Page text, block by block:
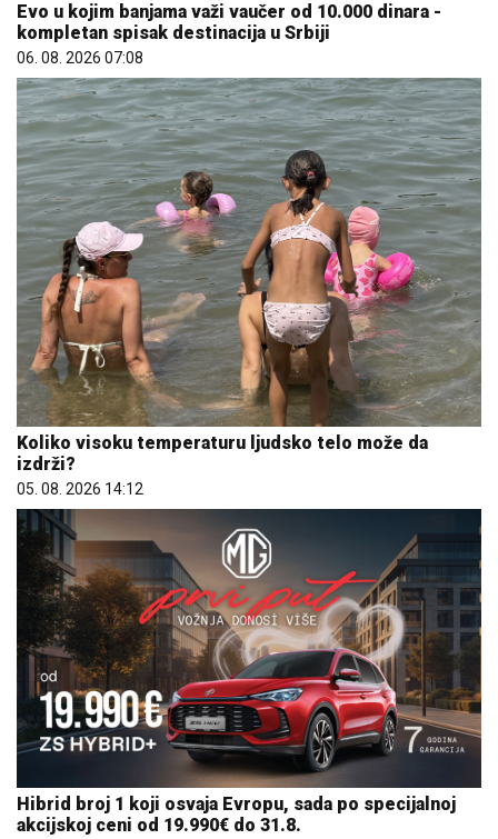
Evo u kojim banjama važi vaučer od 10.000 dinara -
kompletan spisak destinacija u Srbiji
06. 08. 2026 07:08
Koliko visoku temperaturu ljudsko telo može da
izdrži?
05. 08. 2026 14:12
Hibrid broj 1 koji osvaja Evropu, sada po specijalnoj
akcijskoj ceni od 19.990€ do 31.8.